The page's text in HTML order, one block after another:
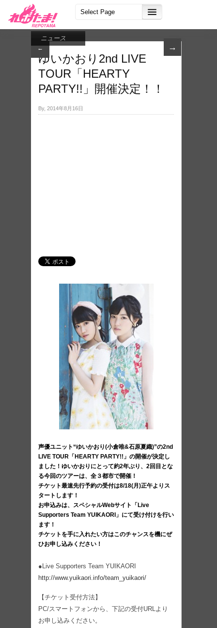
← →
ニュース
ゆいかおり2nd LIVE
TOUR「HEARTY
PARTY!!」開催決定！！
By, 2014年8月16日
声優ユニット“ゆいかおり(小倉唯&石原夏織)”の2nd
LIVE TOUR「HEARTY PARTY!!」の開催が決定し
ました！ゆいかおりにとって約2年ぶり、2回目とな
る今回のツアーは、全３都市で開催！
チケット最速先行予約の受付は8/18(月)正午よりス
タートします！
お申込みは、スペシャルWebサイト「Live
Supporters Team YUIKAORI」にて受け付けを行い
ます！
チケットを手に入れたい方はこのチャンスを機にぜ
ひお申し込みください！
●Live Supporters Team YUIKAORI
http://www.yuikaori.info/team_yuikaori/
【チケット受付方法】
PC/スマートフォンから、下記の受付URLより
お申し込みください。